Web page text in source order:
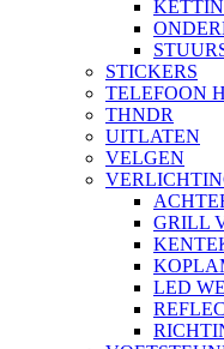
STICKERS
TELEFOON
THNDR
UITLATEN
VELGEN
GRILL
LED